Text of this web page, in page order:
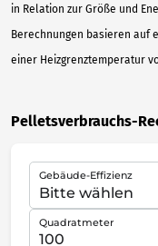
in Relation zur Größe und
Berechnungen basieren auf
einer Heizgrenztemperatur
Pelletsverbrauchs-
Gebäude-Effizienz
Quadratmeter